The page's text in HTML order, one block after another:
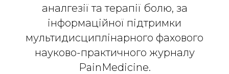
аналгезії та терапії болю, за
інформаційної підтримки
мультидисциплінарного фахового
науково-практичного журналу
PainMedicine.